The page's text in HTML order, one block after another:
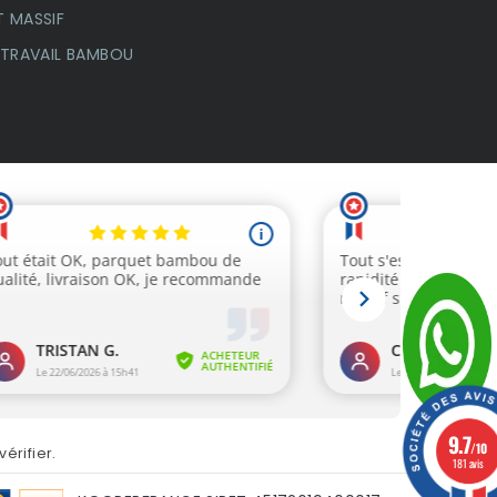
MASSIF
BAMBOU
. 9.7/10
181 avis